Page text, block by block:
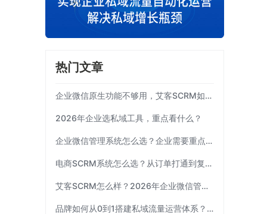
热门文章
企业微信原生功能不够用，艾客SCRM如何补齐运营链路？
2026年企业选私域工具，重点看什么？
企业微信管理系统怎么选？企业需要重点考察这7项能力|艾客SCRM
电商SCRM系统怎么选？从订单打通到复购运营 | 艾客SCRM
艾客SCRM怎么样？2026年企业微信管理工具选型指南
品牌如何从0到1搭建私域流量运营体系？| 艾客SCRM